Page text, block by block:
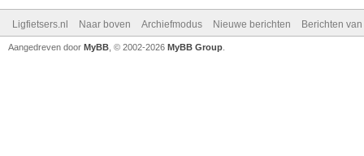
Ligfietsers.nl Naar boven Archiefmodus Nieuwe berichten Berichten
Aangedreven door MyBB , © 2002-2026 MyBB Group